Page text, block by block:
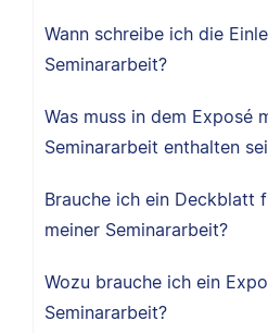
Wann schreibe ich die
Seminararbeit?
Was muss in dem Exposé
Seminararbeit enthalten
Brauche ich ein Deckblatt
meiner Seminararbeit?
Wozu brauche ich ein
Seminararbeit?